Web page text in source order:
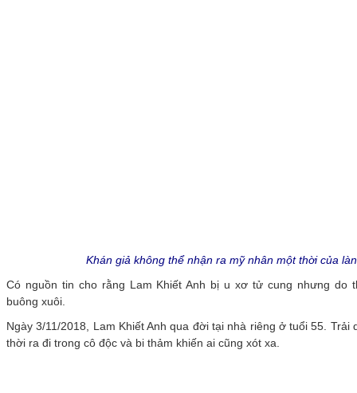
Khán giả không thể nhận ra mỹ nhân một thời của
Có nguồn tin cho rằng Lam Khiết Anh bị u xơ tử cung nhưng do
buông xuôi.
Ngày 3/11/2018, Lam Khiết Anh qua đời tại nhà riêng ở tuổi 55.
thời ra đi trong cô độc và bi thảm khiến ai cũng xót xa.